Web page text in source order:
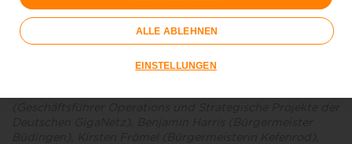
ALLE ABLEHNEN
EINSTELLUNGEN